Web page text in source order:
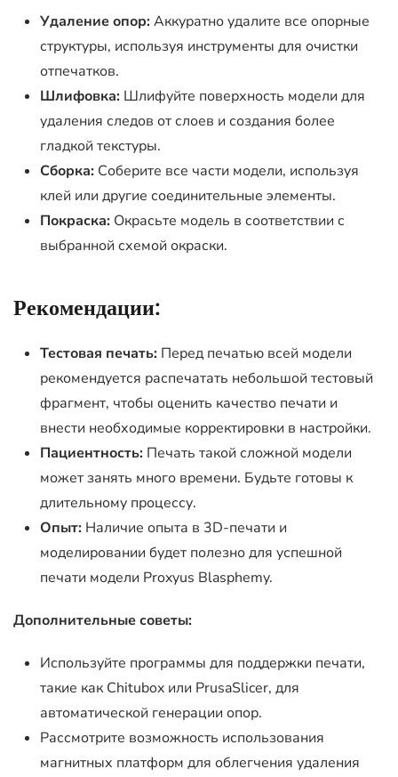
Удаление опор:Аккуратно удалите все опорные
структуры, используя инструменты для очистки
отпечатков.
Шлифовка: Шлифуйте поверхность модели для
удаления следов от слоев и создания более
гладкой текстуры.
Сборка: Соберите все части модели, используя
клей или другие соединительные элементы.
Покраска: Окрасьте модель в соответствии с
выбранной схемой окраски.
Рекомендации:
Тестовая печать: Перед печатью всей модели
рекомендуется распечатать небольшой тестовый
фрагмент, чтобы оценить качество печати и
внести необходимые корректировки в настройки.
Пациентность: Печать такой сложной модели
может занять много времени. Будьте готовы к
длительному процессу.
Опыт: Наличие опыта в 3D-печати и
моделировании будет полезно для успешной
печати модели Proxyus Blasphemy.
Дополнительные советы:
Используйте программы для поддержки печати,
такие как Chitubox или PrusaSlicer, для
автоматической генерации опор.
Рассмотрите возможность использования
магнитных платформ для облегчения удаления